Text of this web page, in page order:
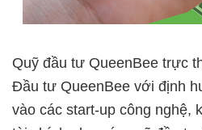
Quỹ đầu tư QueenBee trực
Đầu tư QueenBee với định
vào các start-up công nghệ,